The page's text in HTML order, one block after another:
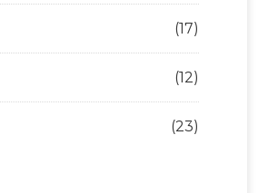
(17)
(12)
(23)